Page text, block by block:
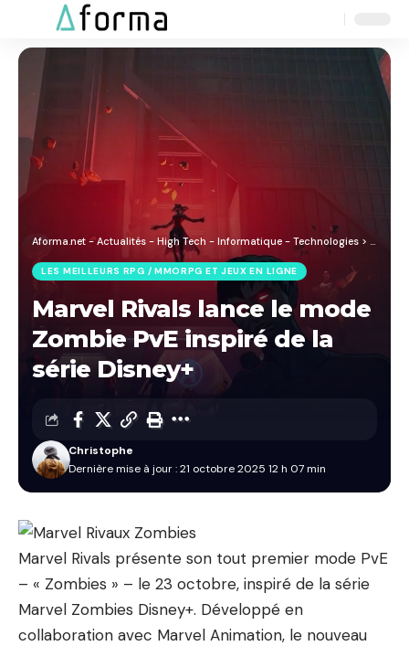
Aforma.net - Actualités - High Tech - Informatique - Technologies > Blog
LES MEILLEURS RPG / MMORPG ET JEUX EN LIGNE
Marvel Rivals lance le mode
Zombie PvE inspiré de la
série Disney+
Dernière mise à jour : 21 octobre 2025 12 h 07 min
Christophe
Marvel Rivals présente son tout premier mode PvE
– « Zombies » – le 23 octobre, inspiré de la série
Marvel Zombies Disney+. Développé en
collaboration avec Marvel Animation, le nouveau